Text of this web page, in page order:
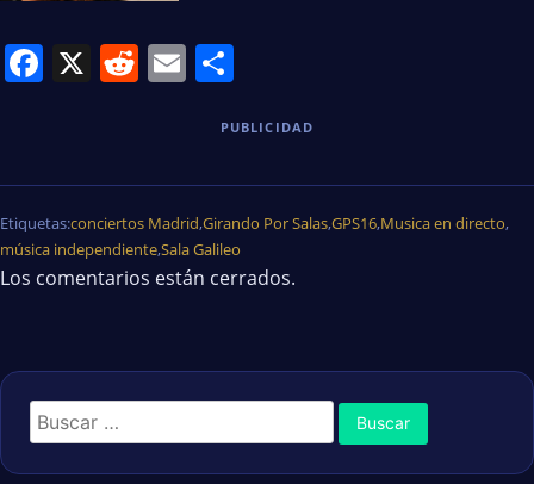
Facebook
X Reddit
Email
PUBLICIDAD
Etiquetas:conciertos Madrid,Girando Por Salas,GPS16,Musica en directo,
música independiente,Sala Galileo
Los comentarios están cerrados.
Buscar: